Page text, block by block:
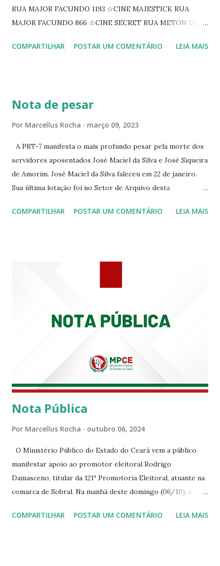
RUA MAJOR FACUNDO 1193 ☆CINE MAJESTICK RUA
MAJOR FACUNDO 866 ☆CINE SECRET RUA METON DE
PEIXOTO 1307 ☆CINE IRIS RUA FLORIANO PEIXOTO 1206
☆CINE VIP CLUBE RUA 24 DE MAIO 825 ☆CINE ECLIPSE
COMPARTILHAR POSTAR UM COMENTÁRIO LEIA MAIS
Nota de pesar
Por Marcellus Rocha março 09, 2023
A PRT-7 manifesta o mais profundo pesar pela morte dos
servidores aposentados José Maciel da Silva e José Siqueira
de Amorim. José Maciel da Silva faleceu em 22 de janeiro.
Sua última lotação foi no Setor de Arquivo desta
Siqueira Amorim faleceu em 28 de fevereiro e encerrou a
COMPARTILHAR POSTAR UM COMENTÁRIO LEIA MAIS
Nota Pública
Por Marcellus Rocha outubro 06, 2024
O Ministério Público do Estado do Ceará vem a público
manifestar apoio ao promotor eleitoral Rodrigo
Damasceno, titular da 121ª Promotoria Eleitoral, atuante na
comarca de Sobral. Na manhã deste domingo (06/10), o
integrava um grupo de apoiadores de um candidato a
COMPARTILHAR POSTAR UM COMENTÁRIO LEIA MAIS